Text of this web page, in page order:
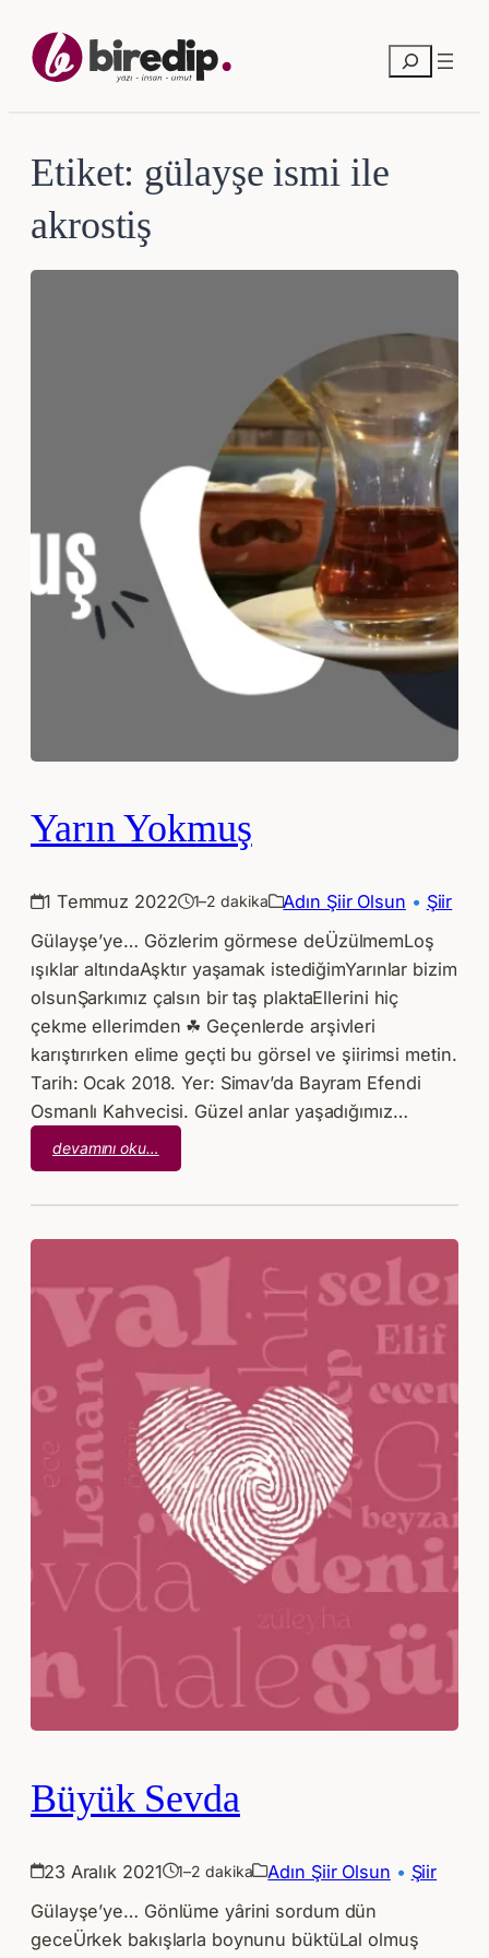
geç
Ara
Etiket: gülayşe ismi ile
akrostiş
Yarın Yokmuş
1 Temmuz 2022 1–2 dakika Adın Şiir Olsun • Şiir
Gülayşe’ye… Gözlerim görmese deÜzülmemLoş
ışıklar altındaAşktır yaşamak istediğimYarınlar bizim
olsunŞarkımız çalsın bir taş plaktaEllerini hiç
çekme ellerimden ☘ Geçenlerde arşivleri
karıştırırken elime geçti bu görsel ve şiirimsi metin.
Tarih: Ocak 2018. Yer: Simav’da Bayram Efendi
Osmanlı Kahvecisi. Güzel anlar yaşadığımız…
devamını oku…
Yarın
Büyük Sevda
23 Aralık 2021 1–2 dakika Adın Şiir Olsun • Şiir
Gülayşe’ye… Gönlüme yârini sordum dün
geceÜrkek bakışlarla boynunu büktüLal olmuş